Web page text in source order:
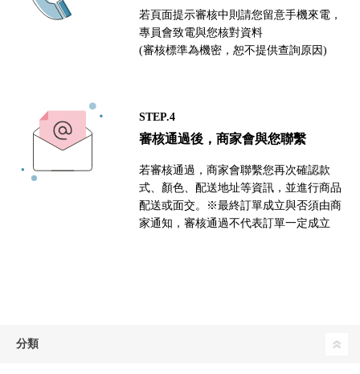
若頁面提示審核中則請您留意手機來電，
專員會致電與您核對資料
(審核標準為機密，恕不提供查詢原因)
STEP.4
審核通過後，商家會與您聯繫
若審核通過，商家會聯繫您再次確認款
式、顏色、配送地址等資訊，並進行商品
配送或面交。※最終訂單成立與否須由商
家通知，審核通過不代表訂單一定成立
分類